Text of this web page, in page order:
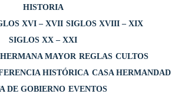
HISTORIA
XVI – XVII SIGLOS XVIII – XIX
SIGLOS XX – XXI
MAYOR REGLAS CULTOS
HISTÓRICA CASA HERMANDAD
DE GOBIERNO EVENTOS